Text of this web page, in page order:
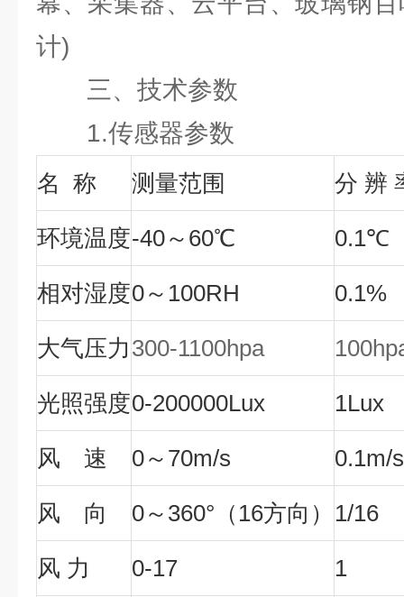
计)
三、技术参数
1.传感器参数
名 称 测量范围 分 辨
环境温度-40～60℃ 0.1℃
相对湿度0～100RH 0.1%
大气压力 300-1100hpa
光照强度0-200000Lux 1Lux
风 速 0～70m/s 0.1m/s
风 向 0～360°（16方向） 1/16
风 力 0-17 1